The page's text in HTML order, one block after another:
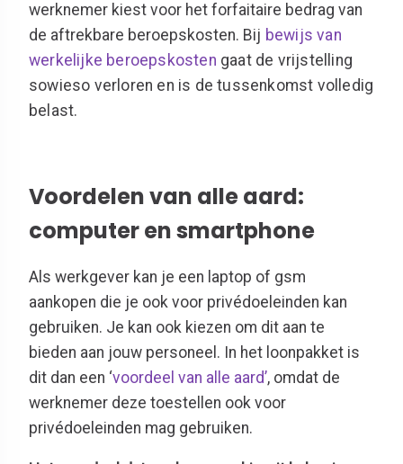
werknemer kiest voor het forfaitaire bedrag van
de aftrekbare beroepskosten. Bij bewijs van
werkelijke beroepskosten gaat de vrijstelling
sowieso verloren en is de tussenkomst volledig
belast.
Voordelen van alle aard:
computer en smartphone
Als werkgever kan je een laptop of gsm
aankopen die je ook voor privédoeleinden kan
gebruiken. Je kan ook kiezen om dit aan te
bieden aan jouw personeel. In het loonpakket is
dit dan een ‘voordeel van alle aard’, omdat de
werknemer deze toestellen ook voor
privédoeleinden mag gebruiken.